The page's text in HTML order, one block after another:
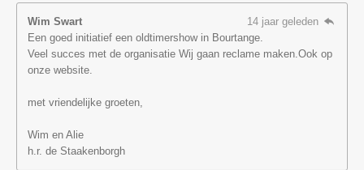
Wim Swart
14 jaar geleden
Een goed initiatief een oldtimershow in Bourtange.
Veel succes met de organisatie Wij gaan reclame maken.Ook op
onze website.
met vriendelijke groeten,
Wim en Alie
h.r. de Staakenborgh